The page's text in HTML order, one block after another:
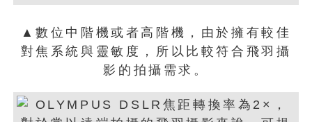
▲數位中階機或者高階機，由於擁有較佳
對焦系統與靈敏度，所以比較符合飛羽攝
影的拍攝需求。